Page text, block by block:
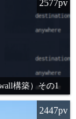
構築）その1
2577pv
2447pv